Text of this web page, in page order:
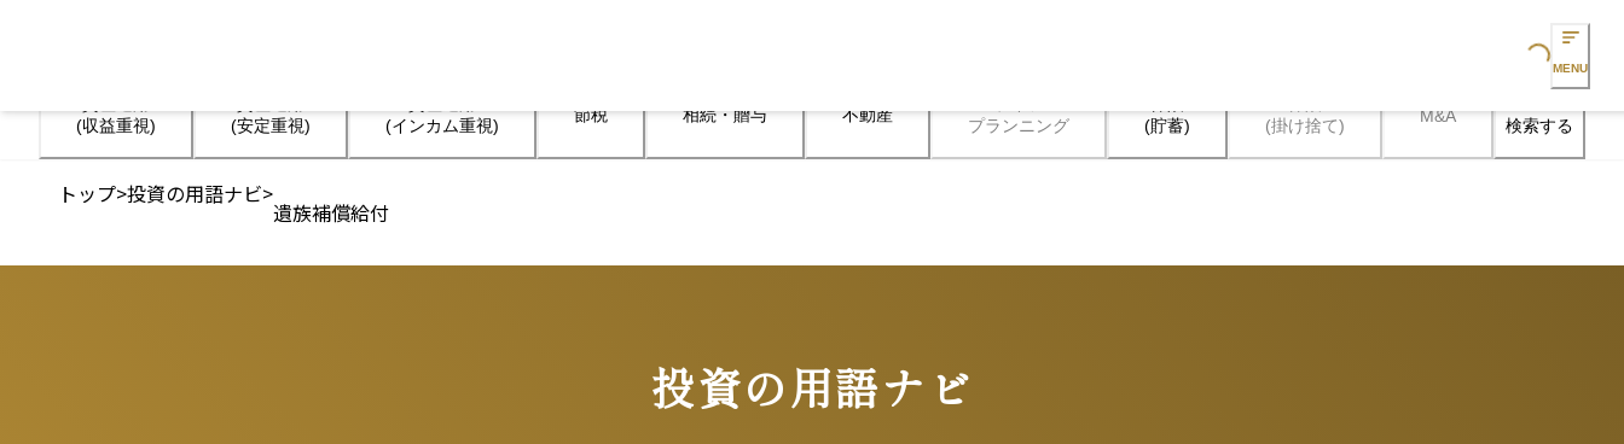
Loading...
MENU
(収益重視)
(安定重視)
(インカム重視)
節税 相続・贈与 不動産
プランニング
(貯蓄)
(掛け捨て)
M&A 検索する
トップ>投資の用語ナビ>
遺族補償給付
投資の用語ナビ